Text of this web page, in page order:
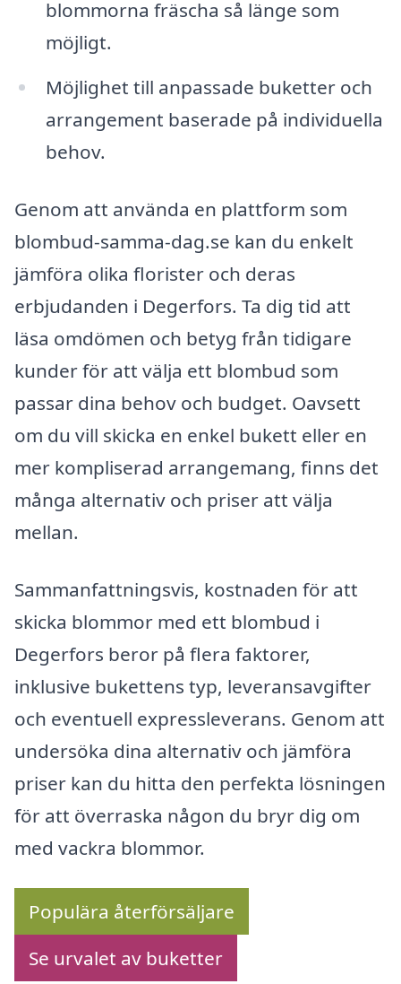
blommorna fräscha så länge som
möjligt.
Möjlighet till anpassade buketter och
arrangement baserade på individuella
behov.
Genom att använda en plattform som
blombud-samma-dag.se kan du enkelt
jämföra olika florister och deras
erbjudanden i Degerfors. Ta dig tid att
läsa omdömen och betyg från tidigare
kunder för att välja ett blombud som
passar dina behov och budget. Oavsett
om du vill skicka en enkel bukett eller en
mer kompliserad arrangemang, finns det
många alternativ och priser att välja
mellan.
Sammanfattningsvis, kostnaden för att
skicka blommor med ett blombud i
Degerfors beror på flera faktorer,
inklusive bukettens typ, leveransavgifter
och eventuell expressleverans. Genom att
undersöka dina alternativ och jämföra
priser kan du hitta den perfekta lösningen
för att överraska någon du bryr dig om
med vackra blommor.
Populära återförsäljare
Se urvalet av buketter